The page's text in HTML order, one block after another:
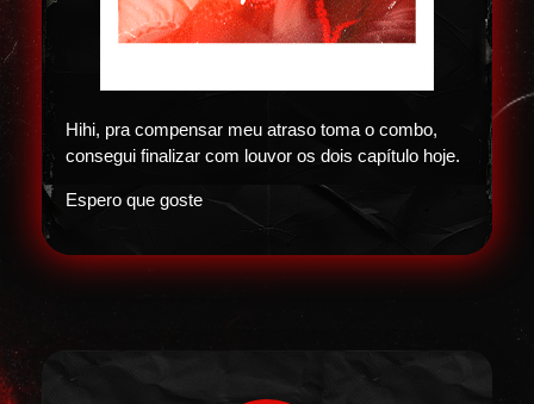
Hihi, pra compensar meu atraso toma o combo,
consegui finalizar com louvor os dois capítulo hoje.
Espero que goste